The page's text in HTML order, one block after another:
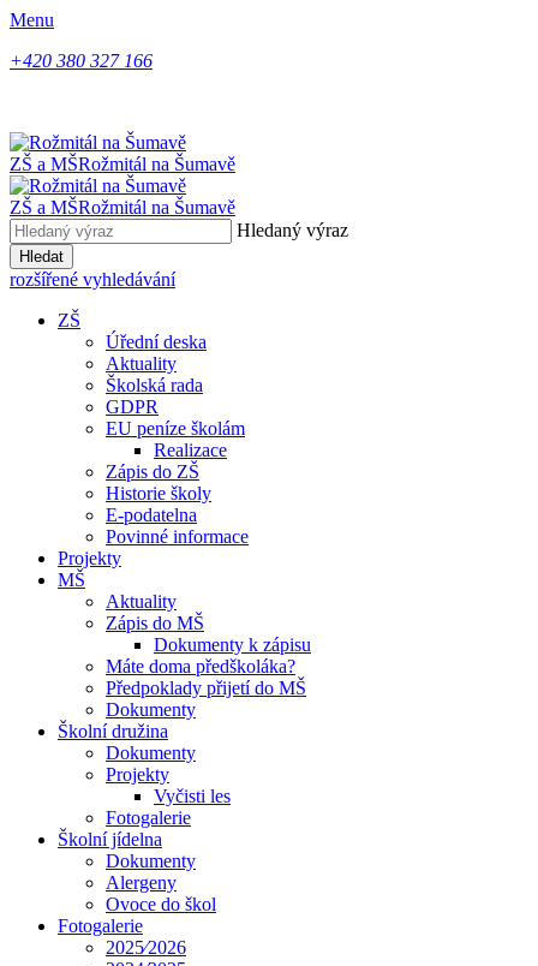
Menu
+420 380 327 166
ZŠ a MŠRožmitál na Šumavě
ZŠ a MŠRožmitál na Šumavě
Hledaný výraz
Hledat
rozšířené vyhledávání
ZŠ
Úřední deska
Aktuality
Školská rada
GDPR
EU peníze školám
Realizace
Zápis do ZŠ
Historie školy
E-podatelna
Povinné informace
Projekty
MŠ
Aktuality
Zápis do MŠ
Dokumenty k zápisu
Máte doma předškoláka?
Předpoklady přijetí do MŠ
Dokumenty
Školní družina
Dokumenty
Projekty
Vyčisti les
Fotogalerie
Školní jídelna
Dokumenty
Alergeny
Ovoce do škol
Fotogalerie
2025⁄2026